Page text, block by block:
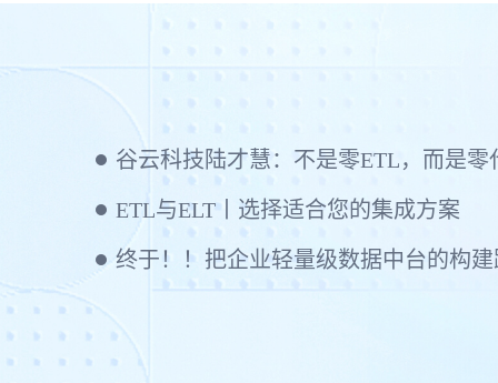
ETL与ELT丨选择适合您的集成方案
终于！！把企业轻量级数据中台的构